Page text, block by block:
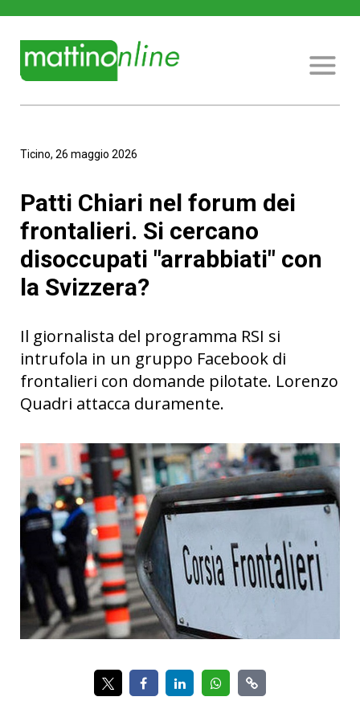
Ticino, 26 maggio 2026
Patti Chiari nel forum dei
frontalieri. Si cercano
disoccupati "arrabbiati" con
la Svizzera?
Il giornalista del programma RSI si
intrufola in un gruppo Facebook di
frontalieri con domande pilotate. Lorenzo
Quadri attacca duramente.